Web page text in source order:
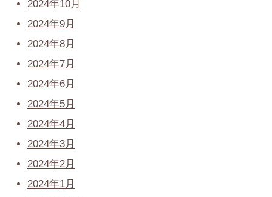
2024年10月
2024年9月
2024年8月
2024年7月
2024年6月
2024年5月
2024年4月
2024年3月
2024年2月
2024年1月